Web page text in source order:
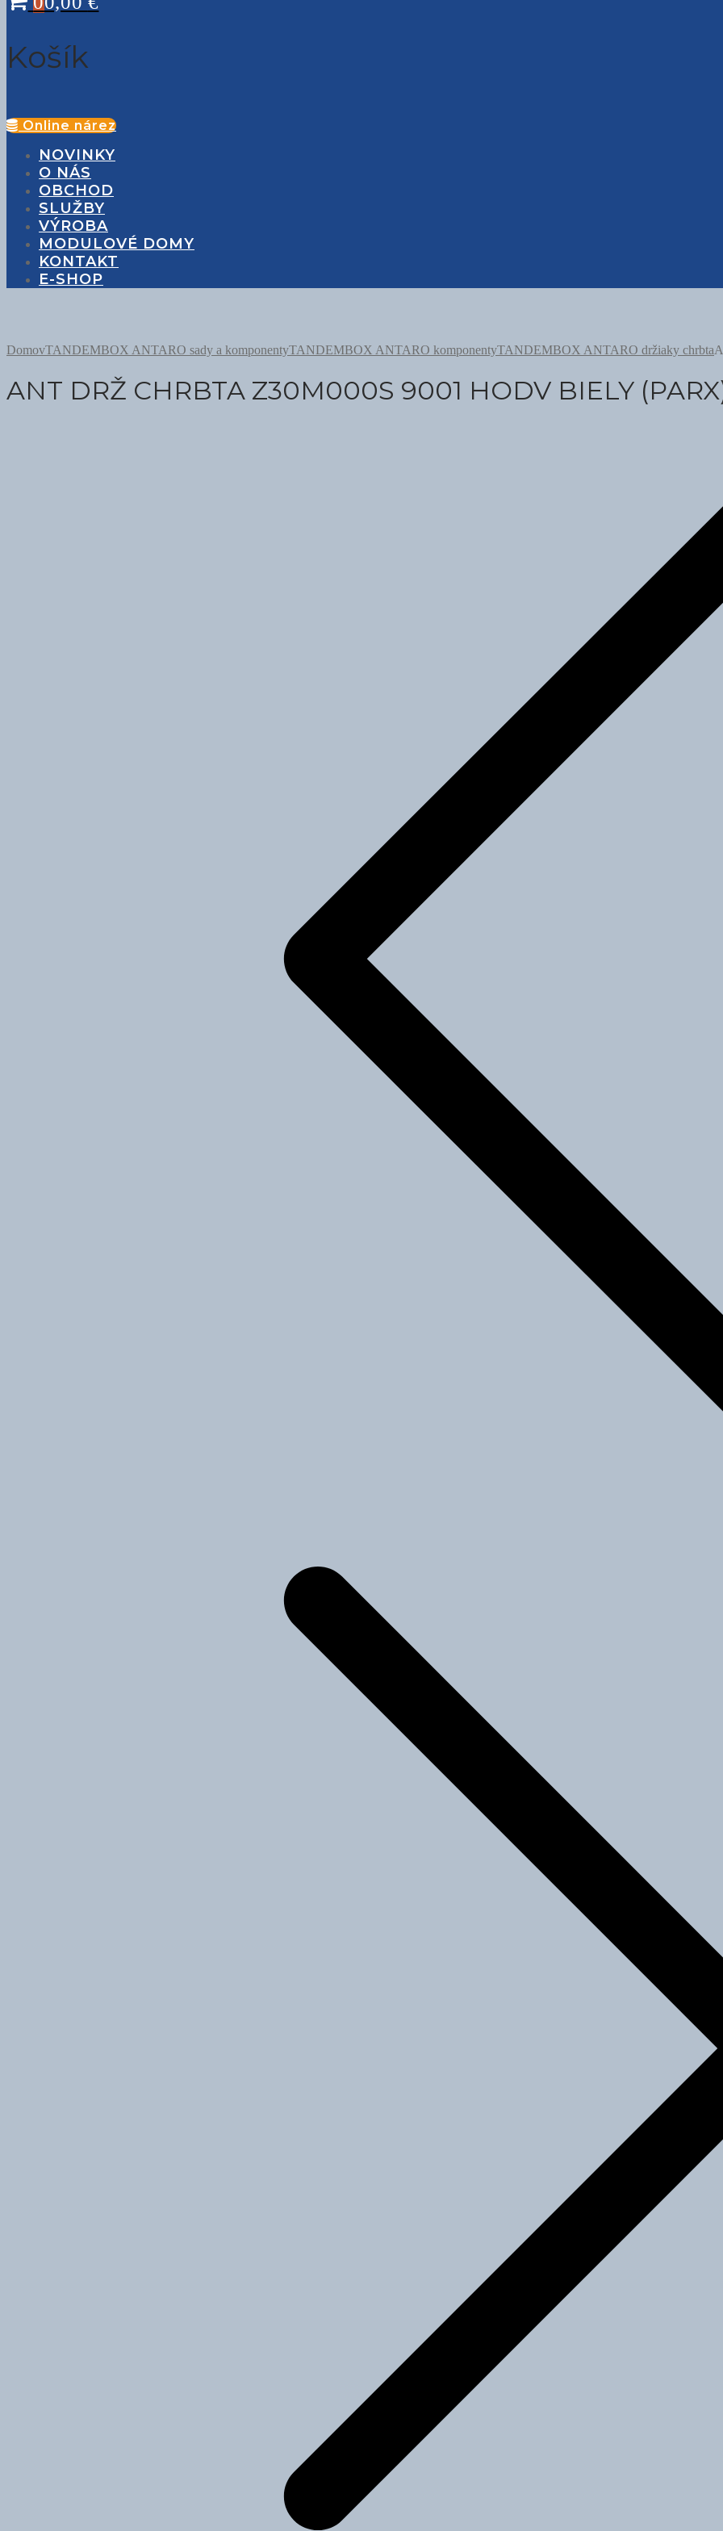
Košík
Online nárez
NOVINKY
O NÁS
OBCHOD
SLUŽBY
VÝROBA
MODULOVÉ DOMY
KONTAKT
E-SHOP
DomovTANDEMBOX ANTARO sady a komponentyTANDEMBOX ANTARO komponentyTANDEMBOX ANTARO držiaky chrbta
ANT DRŽ CHRBTA Z30M000S 9001 HODV BIELY